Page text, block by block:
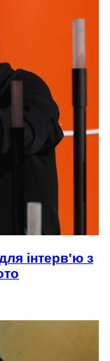
інтерв'ю з